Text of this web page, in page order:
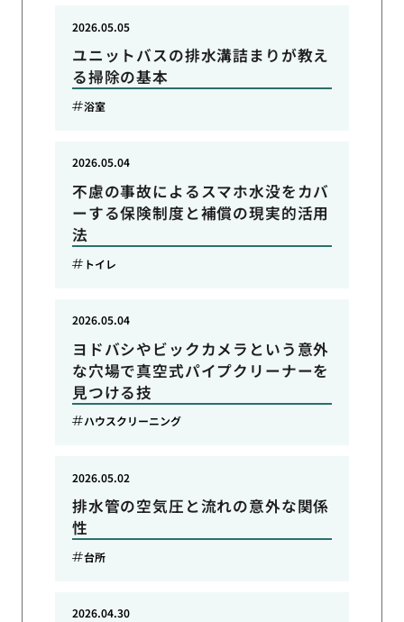
ユニットバスの排水溝詰まりが教え
る掃除の基本
2026.05.05
浴室
不慮の事故によるスマホ水没をカバ
ーする保険制度と補償の現実的活用
法
2026.05.04
トイレ
ヨドバシやビックカメラという意外
な穴場で真空式パイプクリーナーを
見つける技
2026.05.04
ハウスクリーニング
排水管の空気圧と流れの意外な関係
性
2026.05.02
台所
2026.04.30